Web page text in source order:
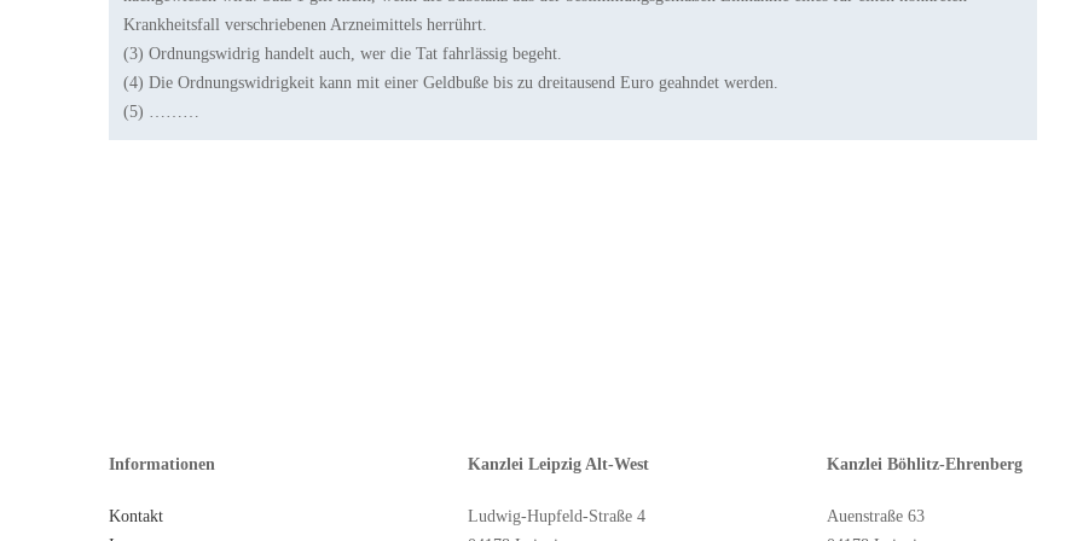
Krankheitsfall verschriebenen Arzneimittels herrührt.
(3) Ordnungswidrig handelt auch, wer die Tat fahrlässig begeht.
(4) Die Ordnungswidrigkeit kann mit einer Geldbuße bis zu dreitausend Euro geahndet werden.
(5) ………
Informationen
Kontakt
Kanzlei Leipzig Alt-West
Ludwig-Hupfeld-Straße 4
Kanzlei Böhlitz-Ehrenberg
Auenstraße 63